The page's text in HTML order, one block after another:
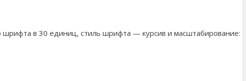
шрифта в 30 единиц, стиль шрифта — курсив и масштабирование: